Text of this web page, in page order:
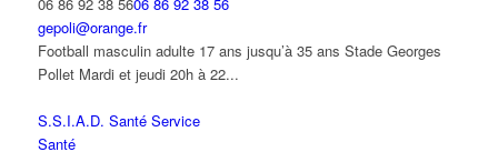
gepoli@orange.fr
Football masculin adulte 17 ans jusqu’à 35 ans Stade Georges
Pollet Mardi et jeudi 20h à 22...
S.S.I.A.D. Santé Service
Santé